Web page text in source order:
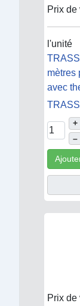
Prix de
l'unité
mètres
avec
+
–
Prix de